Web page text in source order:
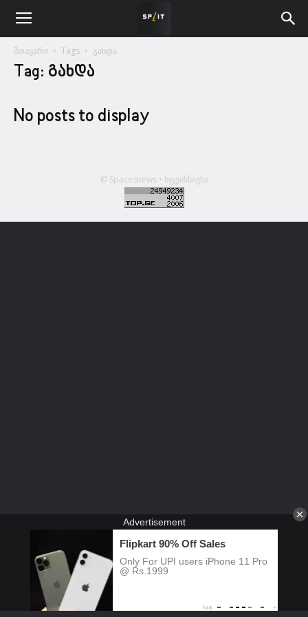
მთავარი Tags გახდა
Tag: გახდა
No posts to display
© Spacesnews • სფეისნიუსი